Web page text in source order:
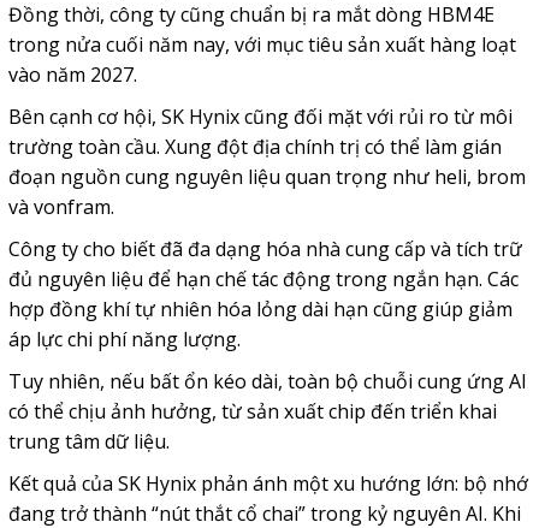
Đồng thời, công ty cũng chuẩn bị ra mắt dòng HBM4E
trong nửa cuối năm nay, với mục tiêu sản xuất hàng loạt
vào năm 2027.
Bên cạnh cơ hội, SK Hynix cũng đối mặt với rủi ro từ môi
trường toàn cầu. Xung đột địa chính trị có thể làm gián
đoạn nguồn cung nguyên liệu quan trọng như heli, brom
và vonfram.
Công ty cho biết đã đa dạng hóa nhà cung cấp và tích trữ
đủ nguyên liệu để hạn chế tác động trong ngắn hạn. Các
hợp đồng khí tự nhiên hóa lỏng dài hạn cũng giúp giảm
áp lực chi phí năng lượng.
Tuy nhiên, nếu bất ổn kéo dài, toàn bộ chuỗi cung ứng AI
có thể chịu ảnh hưởng, từ sản xuất chip đến triển khai
trung tâm dữ liệu.
Kết quả của SK Hynix phản ánh một xu hướng lớn: bộ nhớ
đang trở thành “nút thắt cổ chai” trong kỷ nguyên AI. Khi